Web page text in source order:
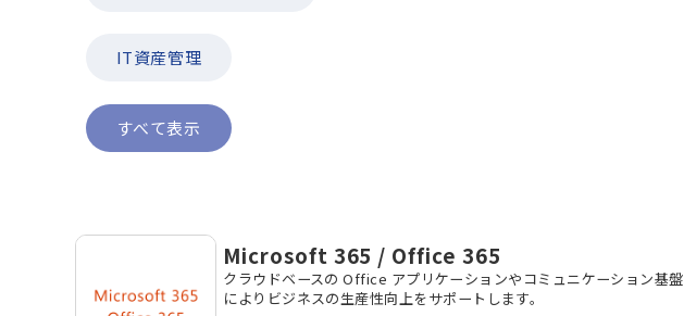
IT資産管理
すべて表示
Microsoft 365 / Office 365
クラウドベースの Office アプリケーションやコミュニケーション基盤
によりビジネスの生産性向上をサポートします。